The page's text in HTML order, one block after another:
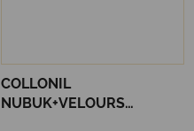
COLLONIL
NUBUK+VELOURS